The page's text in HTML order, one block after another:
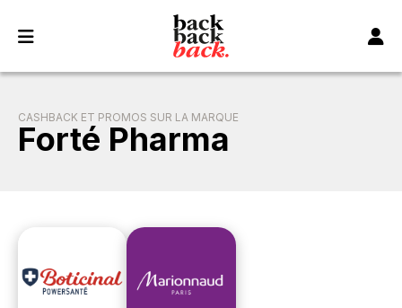
CASHBACK ET PROMOS SUR LA MARQUE
Forté Pharma